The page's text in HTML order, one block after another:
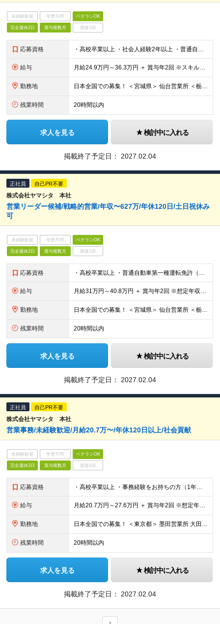
未経験歓迎 学歴不問 ベテランOK
完全週休2日 賞与複数月 面接1回
応募資格 ・高校卒業以上 ・社会人経験2年以上 ・普通自動車第一種免許（AT限定可） ・営業、販売などの顧客折衝経験をお持ちの方（業界不問
給与 月給24.9万円～36.3万円 ＋ 賞与年2回 ※スキル・経験を考慮して決定 ※残業代は1分単位で別途全額支給（みなし残業なし） ※試用期間3ヵ月あり。期間中の給与・待遇の差異はありません
勤務地 日本全国での募集！ ＜宮城県＞ 仙台営業所 ＜栃木県＞ 足利営業所 宇都宮営業所 ＜群馬県＞ 群馬営業所 ＜埼玉県＞ 上尾営業所 川越営業所 ＜千葉県＞ 千葉稲毛営業所
残業時間 20時間以内
求人を見る 検討中に入れる
掲載終了予定日： 2027.02.04
正社員 自己PR不要
株式会社ヤマシタ 本社
営業リーダー候補/戦略的営業/年収〜627万/年休120日/土日祝休み
可
未経験歓迎 学歴不問 ベテランOK
完全週休2日 賞与複数月 面接1回
応募資格 ・高校卒業以上 ・普通自動車第一種運転免許（AT限定可） ・営業経験5年以上（商材・業界不問） ・CRMツール等のデジタル活用や、営業の仕組み化・戦略立案の経験をお持ちの方
給与 月給31万円～40.8万円 ＋ 賞与年2回 ※想定年収：478万円～627万円 ※スキル・経験、前職給与等を考慮し決定します ※残業代は1分単位で全額支給（みなし残業なし） ※試用期間3ヵ月あり。期間
勤務地 日本全国での募集！ ＜宮城県＞ 仙台営業所 ＜栃木県＞ 足利営業所 宇都宮営業所 ＜群馬県＞ 群馬営業所 ＜埼玉県＞ 上尾営業所 川越営業所 ＜千葉県＞ 千葉稲毛営業所 ＜東京都＞
残業時間 20時間以内
求人を見る 検討中に入れる
掲載終了予定日： 2027.02.04
正社員 自己PR不要
株式会社ヤマシタ 本社
営業事務/未経験歓迎/月給20.7万〜/年休120日以上/社会貢献
未経験歓迎 学歴不問 ベテランOK
完全週休2日 賞与複数月 面接1回
応募資格 ・高校卒業以上 ・事務経験をお持ちの方（1年以上） ・基本的なPC操作（Excel、Word等）が可能な方
給与 月給20.7万円～27.6万円 ＋ 賞与年2回 ※想定年収：300万円～400万円 ※スキル・経験、前職給与等を考慮し決定します ※残業が発生した場合は、時間外勤務手当を全額支給します ※試用期間3
勤務地 日本全国での募集！ ＜東京都＞ 墨田営業所 大田営業所 ＜神奈川県＞ 中原営業所 藤沢営業所 ＜静岡県＞ 焼津営業所 ＜愛知県＞ 名古屋南営業所 豊田営業所 ＜和歌山県＞ 和歌山営業
残業時間 20時間以内
求人を見る 検討中に入れる
掲載終了予定日： 2027.02.04